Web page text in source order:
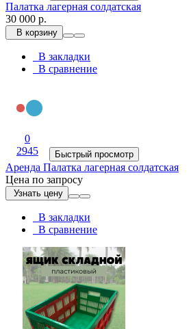
Палатка лагерная солдатская
30 000 р.
В корзину
В закладки
В сравнение
0
2945
Быстрый просмотр
Аренда Палатка лагерная солдатская
Цена по запросу
Узнать цену
В закладки
В сравнение